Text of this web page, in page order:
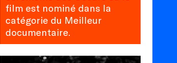
film est nominé dans la
catégorie du Meilleur
documentaire.